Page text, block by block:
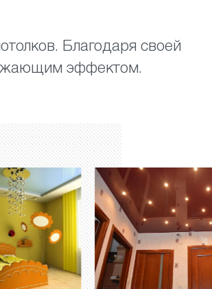
Благодаря своей
эффектом.